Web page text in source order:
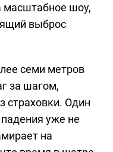
масштабное шоу,
выброс
семи метров
за шагом,
страховки. Один
уже не
на